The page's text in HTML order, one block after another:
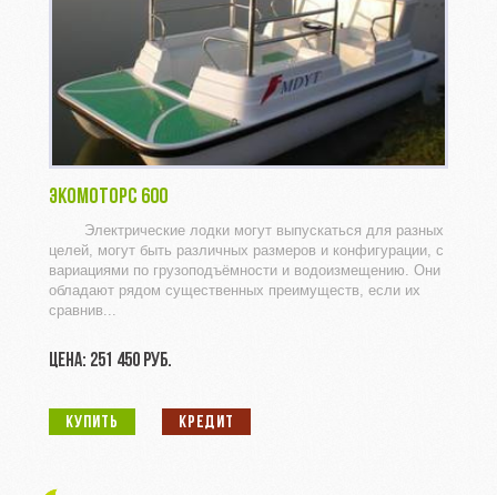
ЭКОМОТОРС 600
Электрические лодки могут выпускаться для разных
целей, могут быть различных размеров и конфигурации, с
вариациями по грузоподъёмности и водоизмещению. Они
обладают рядом существенных преимуществ, если их
сравнив...
ЦЕНА: 251 450 РУБ.
КУПИТЬ КРЕДИТ